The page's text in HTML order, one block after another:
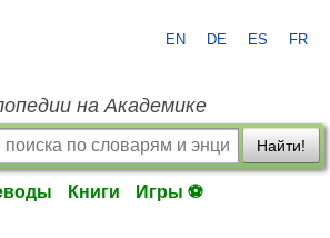
EN DE ES FR
на Академике
Найти!
Книги Игры ⚽